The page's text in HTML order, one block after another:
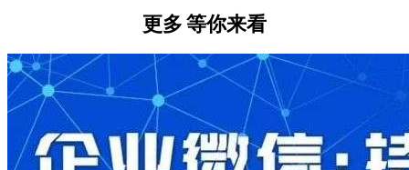
更多等你来看